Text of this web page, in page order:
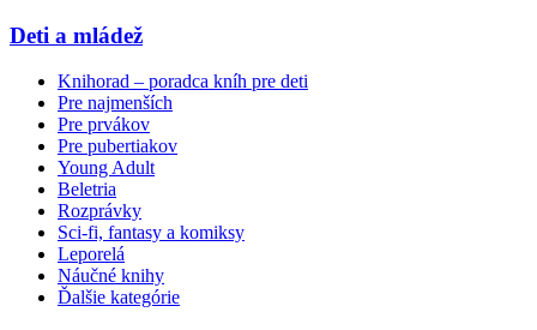
Deti a mládež
Knihorad – poradca kníh pre deti
Pre najmenších
Pre prvákov
Pre pubertiakov
Young Adult
Beletria
Rozprávky
Sci-fi, fantasy a komiksy
Leporelá
Náučné knihy
Ďalšie kategórie